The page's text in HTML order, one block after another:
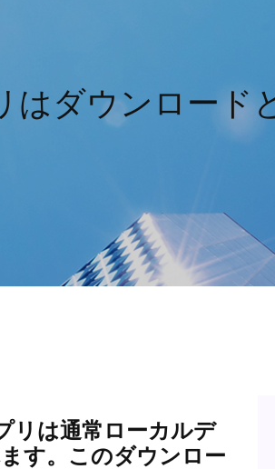
はダウンロード
リは通常ローカルデ
す。このダウンロー